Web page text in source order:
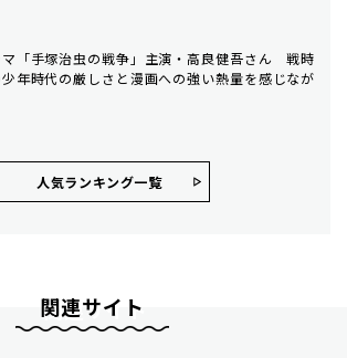
マ「手塚治虫の戦争」主演・高良健吾さん 戦時
年時代の厳しさと漫画への強い熱量を感じなが
人気ランキング⼀覧
関連サイト